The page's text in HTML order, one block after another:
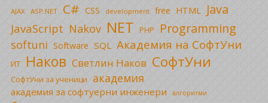
AJAX ASP.NET C# CSS development free HTML Java
JavaScript Nakov NET PHP Programming
softuni Software SQL Академия на СофтУни
ИТ Наков Светлин Наков СофтУни
СофтУни за ученици академия
академия за софтуерни инженери алгоритми